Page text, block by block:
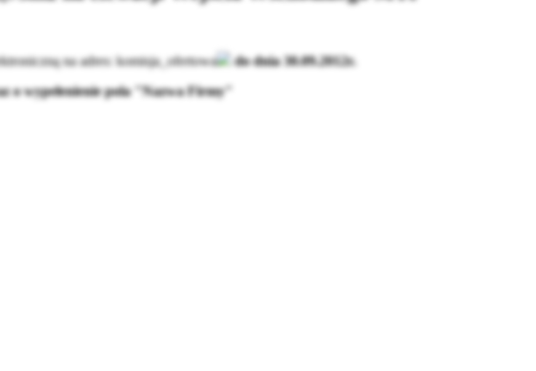
na adres: komisja_ofertowa
do dnia 30.09.2012r.
o wypełenienie pola "Nazwa Firmy"